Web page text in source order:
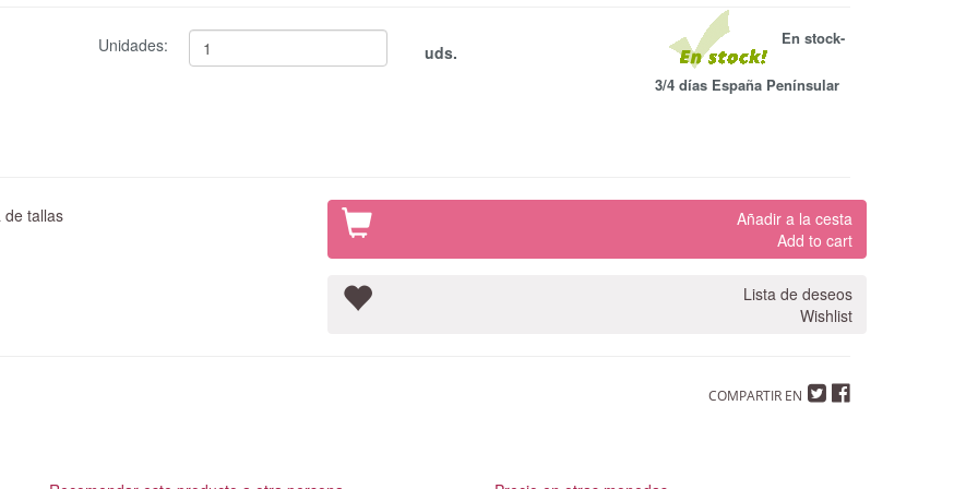
Unidades: uds.
En stock-
3/4 días España Penínsular
tallas
Añadir a la cesta
Add to cart
Lista de deseos
Wishlist
COMPARTIR EN